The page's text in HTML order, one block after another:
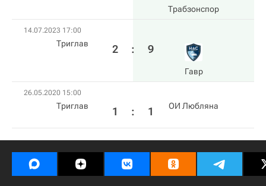
Трабзонспор
14.07.2023 17:00
Триглав 2 : 9
Гавр
26.05.2020 15:00
Триглав 1 : 1 ОИ Любляна